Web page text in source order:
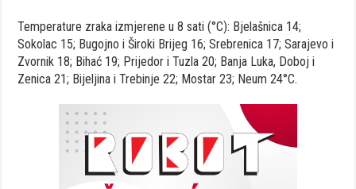
Temperature zraka izmjerene u 8 sati (°C): Bjelašnica 14;
Sokolac 15; Bugojno i Široki Brijeg 16; Srebrenica 17; Sarajevo i
Zvornik 18; Bihać 19; Prijedor i Tuzla 20; Banja Luka, Doboj i
Zenica 21; Bijeljina i Trebinje 22; Mostar 23; Neum 24°C.